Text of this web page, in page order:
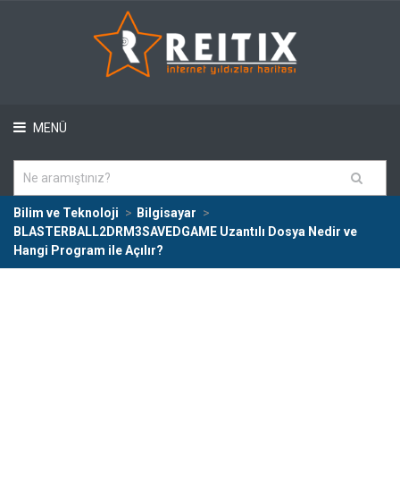
MENÜ
Bilim ve Teknoloji
Bilgisayar
BLASTERBALL2DRM3SAVEDGAME Uzantılı Dosya Nedir ve
Hangi Program ile Açılır?